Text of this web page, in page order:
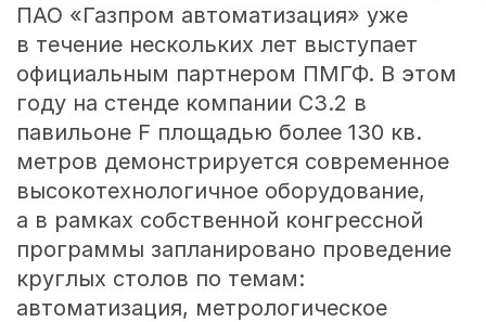
ПАО «Газпром автоматизация» уже
в течение нескольких лет выступает
официальным партнером ПМГФ. В этом
году на стенде компании С3.2 в
павильоне F площадью более 130 кв.
метров демонстрируется современное
высокотехнологичное оборудование,
а в рамках собственной конгрессной
программы запланировано проведение
круглых столов по темам:
автоматизация, метрологическое